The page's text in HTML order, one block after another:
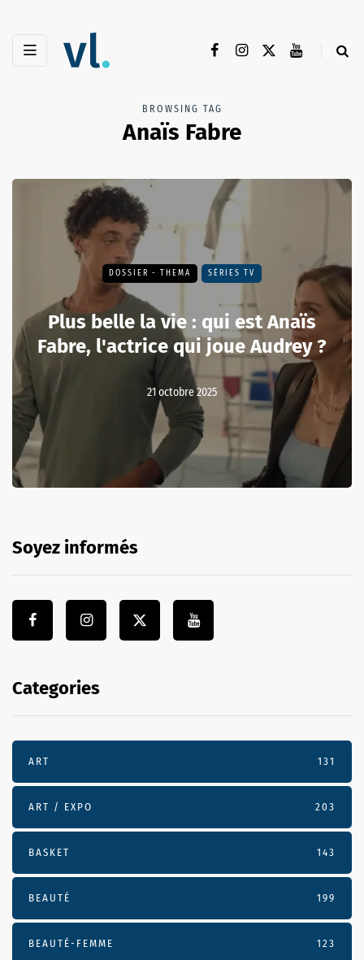
BROWSING TAG
Anaïs Fabre
DOSSIER - THEMA SÉRIES TV
Plus belle la vie : qui est Anaïs
Fabre, l'actrice qui joue Audrey ?
21 octobre 2025
Soyez informés
Categories
ART 131
ART / EXPO 203
BASKET 143
BEAUTÉ 199
BEAUTÉ-FEMME 123